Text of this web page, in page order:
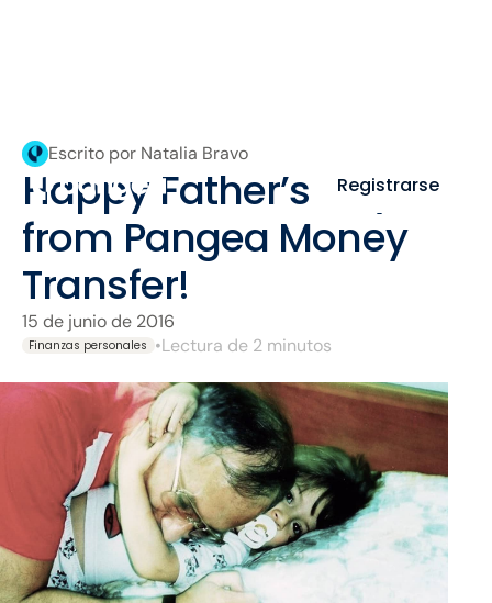
Registrarse
Escrito por Natalia Bravo
Happy Father’s Day,
from Pangea Money
Transfer!
15 de junio de 2016
Finanzas personales •Lectura de 2 minutos